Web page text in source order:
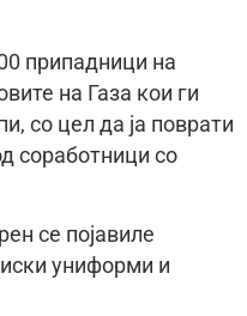
припадници на
на Газа кои ги
со цел да ја поврати
соработници со
се појавиле
униформи и